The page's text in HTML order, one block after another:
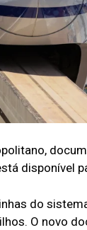
disponível
do
O novo